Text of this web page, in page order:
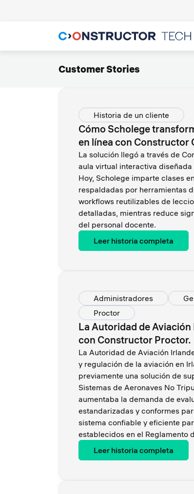
Customer Stories
Historia de un cliente
Cómo Scholege
en línea con Constructor
La solución llegó a través de
aula virtual interactiva
Hoy, Scholege imparte clases
respaldadas por herramientas
workflows reutilizables de
detalladas, mientras reduce
del personal docente.
Leer historia completa
Administradores
Proctor
La Autoridad de
con Constructor Proctor.
La Autoridad de Aviación
y regulación de la aviación en
previamente una solución de
Sistemas de Aeronaves No
aumentaba la demanda de
estandarizadas y conformes
sistema confiable y eficiente
establecidos en el Reglamento
Leer historia completa